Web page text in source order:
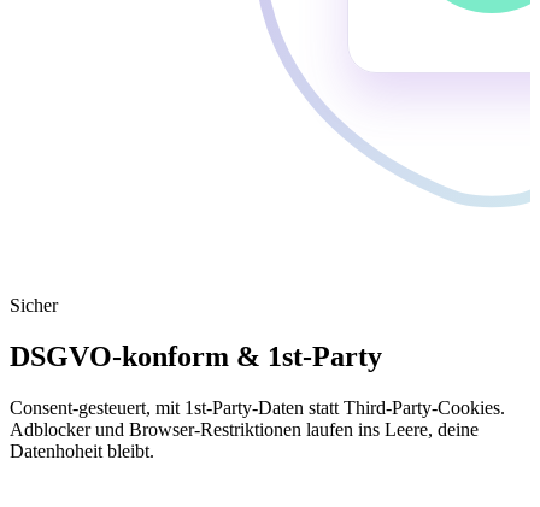
Sicher
DSGVO-konform & 1st-Party
Consent-gesteuert, mit 1st-Party-Daten statt Third-Party-Cookies.
Adblocker und Browser-Restriktionen laufen ins Leere, deine
Datenhoheit bleibt.